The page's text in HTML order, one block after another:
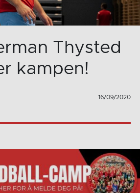
Thysted
kampen!
16/09/2020